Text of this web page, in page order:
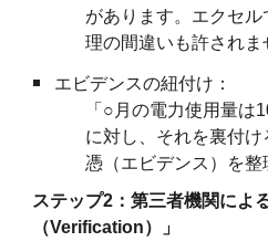
があります。エクセ
理の間違いも許されま
エビデンスの紐付け：
「○月の電力使用量は
に対し、それを裏付
憑（エビデンス）を整
ステップ2：第三者機関によ
（Verification）」